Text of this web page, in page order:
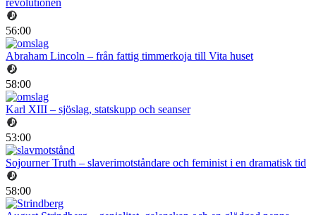
revolutionen
56:00
Abraham Lincoln – från fattig timmerkoja till Vita huset
58:00
Karl XIII – sjöslag, statskupp och seanser
53:00
Sojourner Truth – slaverimotståndare och feminist i en dramatisk tid
58:00